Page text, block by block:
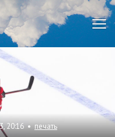
20:16 •печать